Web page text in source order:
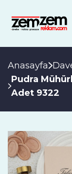
Anasayfa
Pudra
Adet 9322